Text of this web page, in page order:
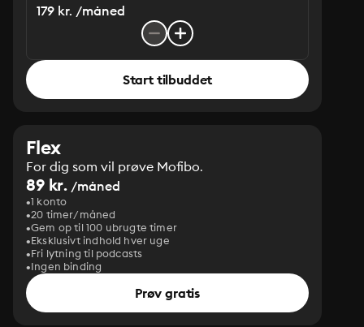
179 kr. /måned
Start tilbuddet
Flex
For dig som vil prøve Mofibo.
89 kr. /måned
1 konto
20 timer/måned
Gem op til 100 ubrugte timer
Eksklusivt indhold hver uge
Fri lytning til podcasts
Ingen binding
Prøv gratis